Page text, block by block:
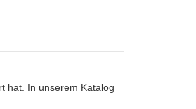
hat. In unserem Katalog